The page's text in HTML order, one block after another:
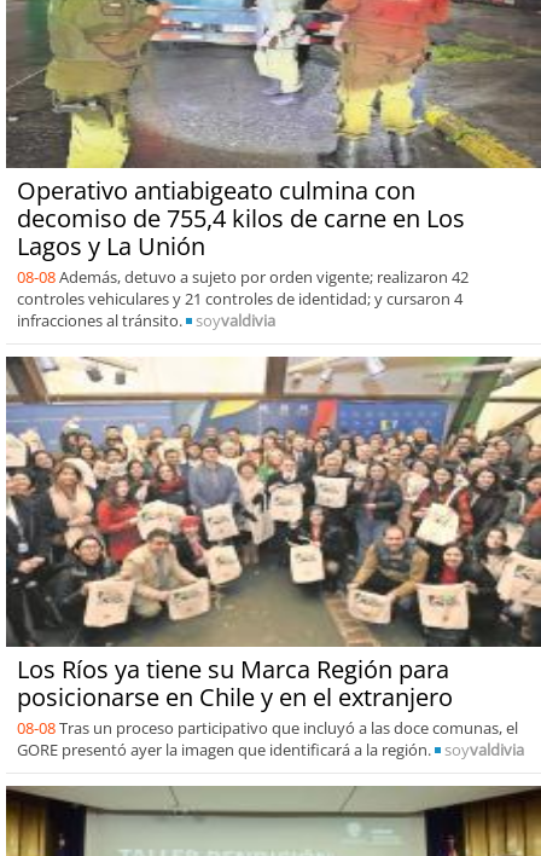
Operativo antiabigeato culmina con
decomiso de 755,4 kilos de carne en Los
Lagos y La Unión
08-08Además, detuvo a sujeto por orden vigente; realizaron 42
controles vehiculares y 21 controles de identidad; y cursaron 4
infracciones al tránsito.
soyvaldivia
Los Ríos ya tiene su Marca Región para
posicionarse en Chile y en el extranjero
08-08Tras un proceso participativo que incluyó a las doce comunas, el
GORE presentó ayer la imagen que identificará a la región.
soyvaldivia